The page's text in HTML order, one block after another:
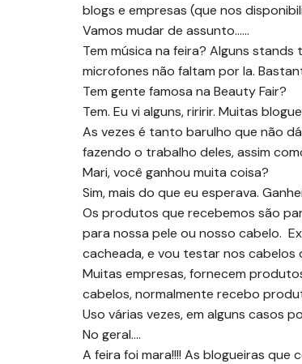
blogs e empresas (que nos
Vamos mudar de assunto……
Tem música na feira? Alguns stands
microfones não faltam por la.
Tem gente famosa na Beauty Fair?
Tem. Eu vi alguns, riririr. Muitas
As vezes é tanto barulho que não
fazendo o trabalho deles, assim
Mari, você ganhou muita coisa?
Sim, mais do que eu esperava.
Os produtos que recebemos são
para nossa pele ou nosso cabelo.
cacheada, e vou testar nos cabelos
Muitas empresas, fornecem
cabelos, normalmente recebo
Uso várias vezes, em alguns casos
No geral….
A feira foi mara!!!! As blogueiras